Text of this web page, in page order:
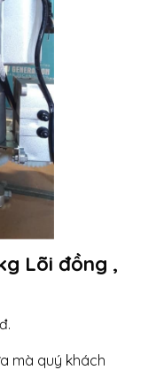
Lõi đồng ,
mà quý khách